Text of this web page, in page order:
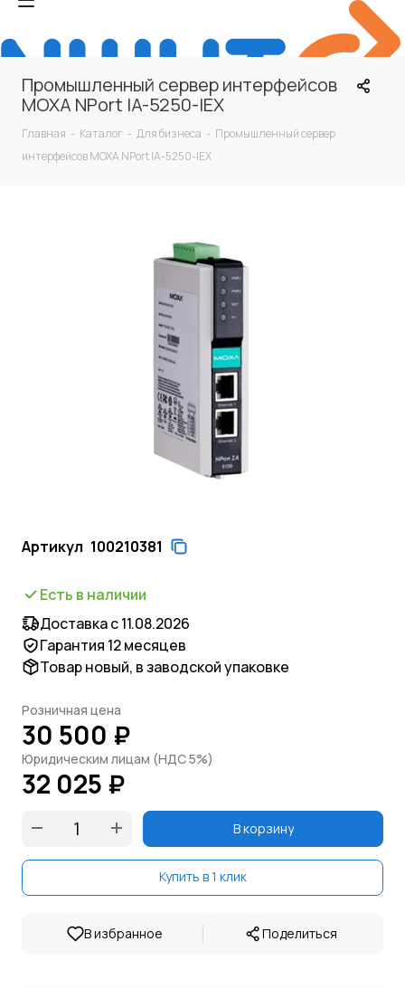
Промышленный сервер интерфейсов
MOXA NPort IA-5250-IEX
Главная - Каталог - Для бизнеса - Промышленный сервер
интерфейсов MOXA NPort IA-5250-IEX
Артикул 100210381
Есть в наличии
Доставка с 11.08.2026
Гарантия 12 месяцев
Товар новый, в заводской упаковке
Розничная цена
30 500 ₽
Юридическим лицам (НДС 5%)
32 025 ₽
В корзину
Купить в 1 клик
В избранное | Поделиться